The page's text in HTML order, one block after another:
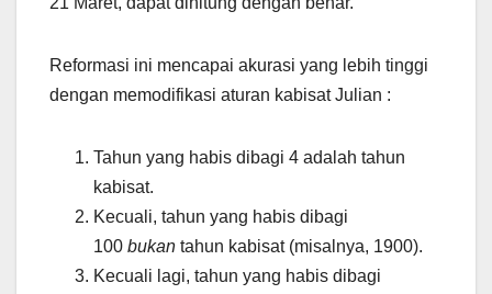
Reformasi ini mencapai akurasi yang lebih tinggi
dengan memodifikasi aturan kabisat Julian :
Tahun yang habis dibagi 4 adalah tahun
kabisat.
Kecuali, tahun yang habis dibagi
100 bukan tahun kabisat (misalnya, 1900).
Kecuali lagi, tahun yang habis dibagi